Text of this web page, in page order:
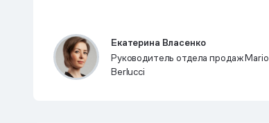
Екатерина Власенко
Руководитель отдела продаж Mario
Berlucci